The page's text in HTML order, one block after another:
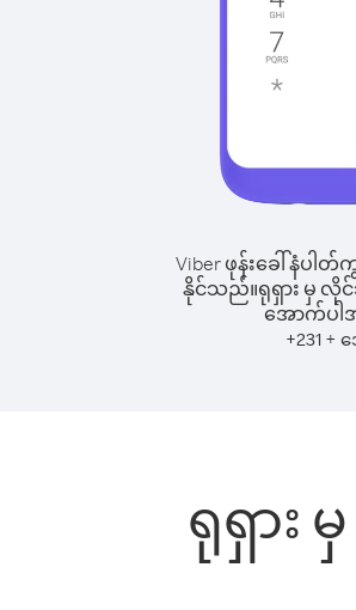
Viber ဖုန်းခေါ်နံပါ
နိုင်သည်။ရုရှား မှ လို
အောက်ပါအ
+231+
ရုရှား